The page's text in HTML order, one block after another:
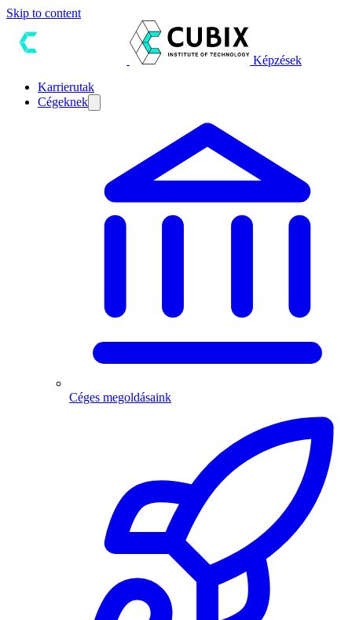
Skip to content
Képzések
Karrierutak
Cégeknek
Céges megoldásaink